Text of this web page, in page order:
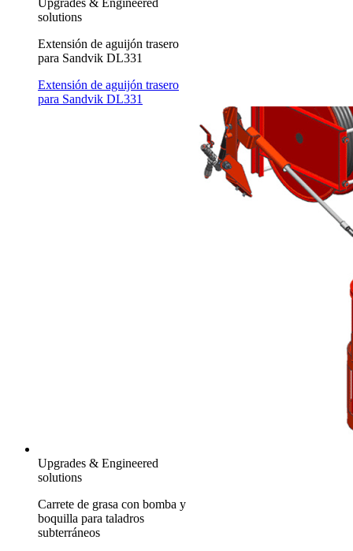
Upgrades & Engineered
solutions
Extensión de aguijón trasero
para Sandvik DL331
Extensión de aguijón trasero
para Sandvik DL331
Upgrades & Engineered
solutions
Carrete de grasa con bomba y
boquilla para taladros
subterráneos